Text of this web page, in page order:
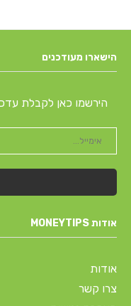
הישארו מעודכנים
הירשמו כאן לקבלת
אודות MONEYTIPS
אודות
צרו קשר